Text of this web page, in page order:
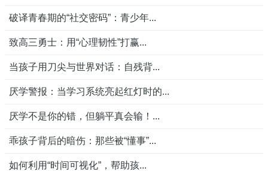
破译青春期的“社交密码”：青少年...
致高三勇士：用“心理韧性”打赢...
当孩子用刀尖与世界对话：自残背...
厌学警报：当学习系统亮起红灯时的...
厌学不是你的错，但躺平真会输！...
乖孩子背后的暗伤：那些被“懂事”...
如何利用“时间可视化”，帮助孩...